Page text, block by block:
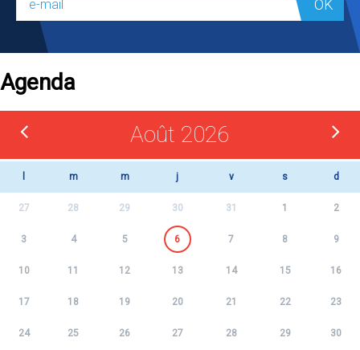
OK
Agenda
Août 2026
m m j v s d
27 28 29 30 31 1 2
3 4 5 6 7 8 9
10 11 12 13 14 15 16
17 18 19 20 21 22 23
24 25 26 27 28 29 30